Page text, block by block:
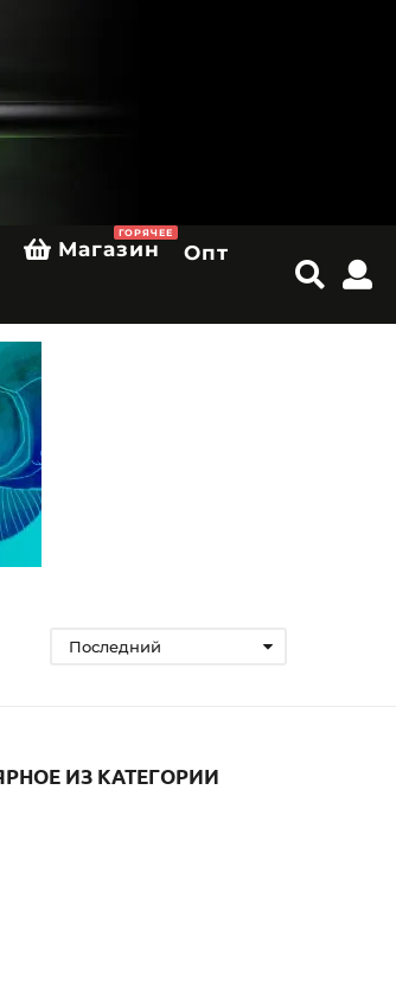
Магазин
ГОРЯЧЕЕ
Опт
Последний
ИЗ КАТЕГОРИИ